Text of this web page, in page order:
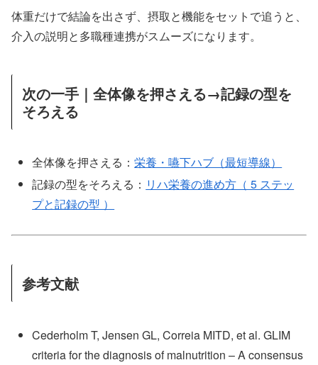
体重だけで結論を出さず、摂取と機能をセットで追うと、
介入の説明と多職種連携がスムーズになります。
次の一手｜全体像を押さえる→記録の型を
そろえる
全体像を押さえる：栄養・嚥下ハブ（最短導線）
記録の型をそろえる： リハ栄養の進め方（ 5 ステッ
プと記録の型 ）
参考文献
Cederholm T, Jensen GL, Correia MITD, et al. GLIM
criteria for the diagnosis of malnutrition – A consensus